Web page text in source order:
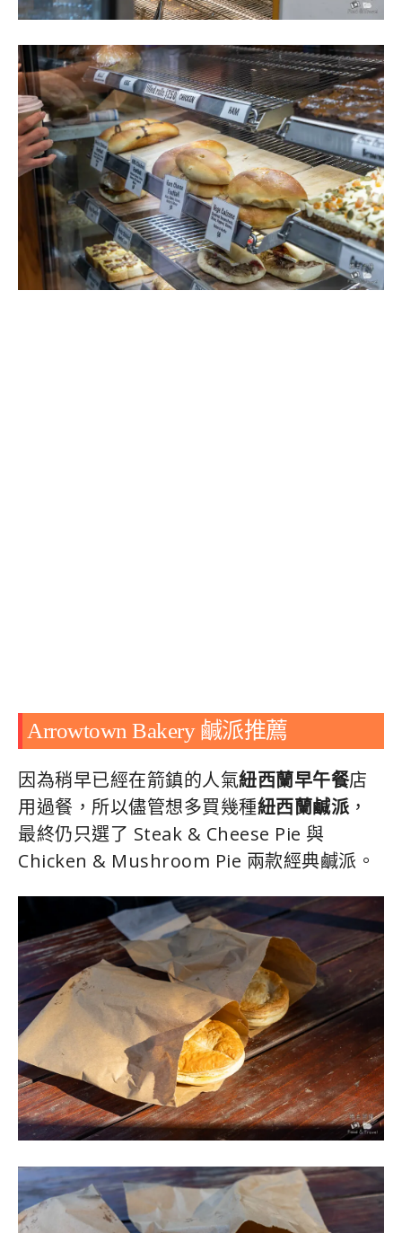
Arrowtown Bakery 鹹派推薦
因為稍早已經在箭鎮的人氣紐西蘭早午餐店
用過餐，所以儘管想多買幾種紐西蘭鹹派，
最終仍只選了 Steak & Cheese Pie 與
Chicken & Mushroom Pie 兩款經典鹹派。